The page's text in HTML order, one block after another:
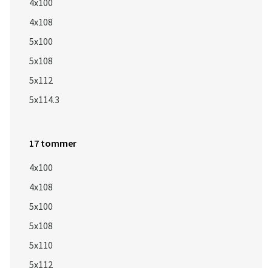
4x100
4x108
5x100
5x108
5x112
5x114.3
17 tommer
4x100
4x108
5x100
5x108
5x110
5x112